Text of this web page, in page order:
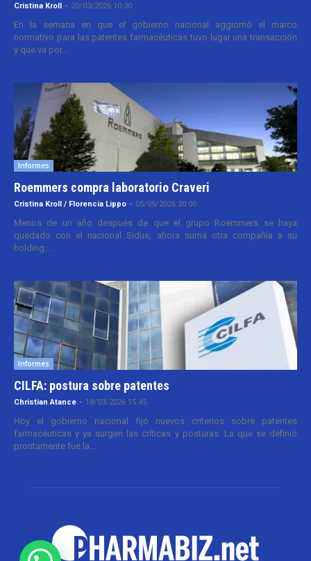
Cristina Kroll - 20/03/2026 10:30
En la semana en que el gobierno nacional aggiornó el marco
normativo para las patentes farmacéuticas tuvo lugar una transacción
y que va por...
Informes
Roemmers compra laboratorio Craveri
Cristina Kroll / Florencia Lippo - 05/05/2026 20:00
Menos de un año después de que el grupo Roemmers se haya
quedado con el nacional Sidus, ahora suma otra compañía a su
holding....
Informes
CILFA: postura sobre patentes
Christian Atance - 18/03/2026 15:45
Hoy el gobierno nacional fijó nuevos criterios sobre patentes
farmacéuticas y ya surgen las críticas y posturas. La que se definió
prontamente fue la...